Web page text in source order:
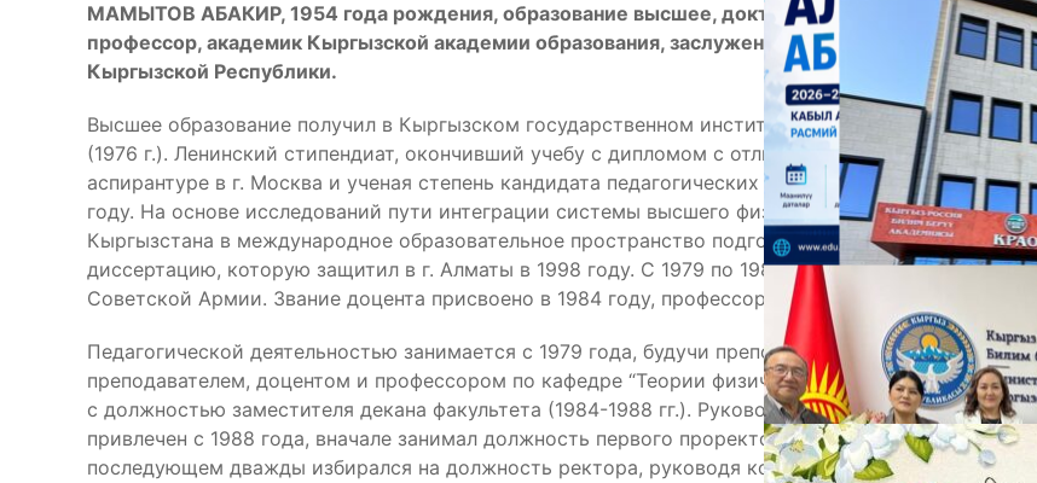
МАМЫТОВ АБАКИР, 1954 года рождения, образование высшее, доктор педагогических наук,
профессор, академик Кыргызской академии образования, заслуженный работник образования
Кыргызской Республики.
Высшее образование получил в Кыргызском государственном институте физической культуры
(1976 г.). Ленинский стипендиат, окончивший учебу с дипломом с отличием. Обучался в очной
аспирантуре в г. Москва и ученая степень кандидата педагогических наук присуждена в 1982
году. На основе исследований пути интеграции системы высшего физкультурного образования
Кыргызстана в международное образовательное пространство подготовил докторскую
диссертацию, которую защитил в г. Алматы в 1998 году. С 1979 по 1981 год служил в рядах
Советской Армии. Звание доцента присвоено в 1984 году, профессора – в 1992 году.
Педагогической деятельностью занимается с 1979 года, будучи преподавателем, старшим
преподавателем, доцентом и профессором по кафедре “Теории физической культуры”, совмещая
с должностью заместителя декана факультета (1984-1988 гг.). Руководящей деятельности
привлечен с 1988 года, вначале занимал должность первого проректора (1988-1992 гг.), в
последующем дважды избирался на должность ректора, руководя коллективом института в